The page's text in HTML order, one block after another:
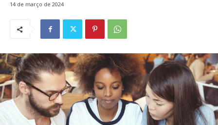
14 de março de 2024